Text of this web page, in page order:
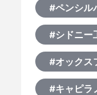
#ペンシル
#シドニー
#オックス
#キャピラ